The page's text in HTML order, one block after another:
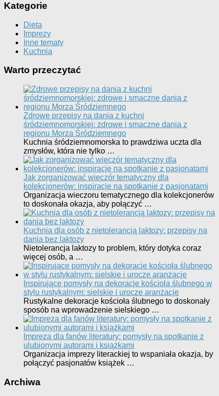
Kategorie
Dieta
Imprezy
Inne tematy
Kuchnia
Warto przeczytać
Zdrowe przepisy na dania z kuchni
śródziemnomorskiej: zdrowe i smaczne dania z
regionu Morza Śródziemnego
Kuchnia śródziemnomorska to prawdziwa uczta dla
zmysłów, która nie tylko …
Jak zorganizować wieczór tematyczny dla
kolekcjonerów: inspiracje na spotkanie z pasjonatami
Organizacja wieczoru tematycznego dla kolekcjonerów
to doskonała okazja, aby połączyć …
Kuchnia dla osób z nietolerancją laktozy: przepisy na
dania bez laktozy
Nietolerancja laktozy to problem, który dotyka coraz
więcej osób, a …
Inspirujące pomysły na dekoracje kościoła ślubnego w
stylu rustykalnym: sielskie i urocze aranżacje
Rustykalne dekoracje kościoła ślubnego to doskonały
sposób na wprowadzenie sielskiego …
Impreza dla fanów literatury: pomysły na spotkanie z
ulubionymi autorami i książkami
Organizacja imprezy literackiej to wspaniała okazja, by
połączyć pasjonatów książek …
Archiwa